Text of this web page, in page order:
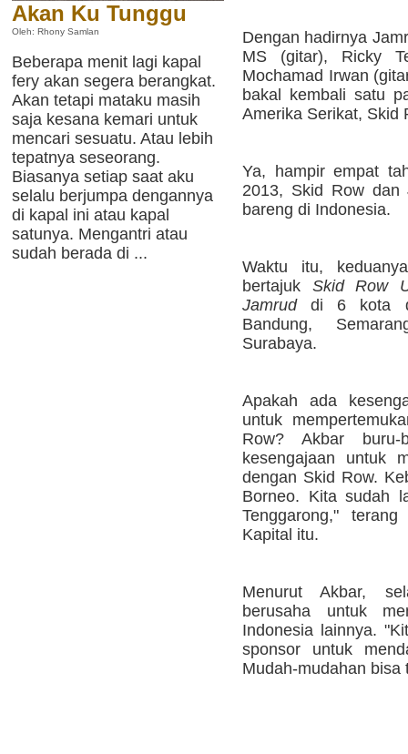
Akan Ku Tunggu
Oleh: Rhony Samlan
Beberapa menit lagi kapal
fery akan segera berangkat.
Akan tetapi mataku masih
saja kesana kemari untuk
mencari sesuatu. Atau lebih
tepatnya seseorang.
Biasanya setiap saat aku
selalu berjumpa dengannya
di kapal ini atau kapal
satunya. Mengantri atau
sudah berada di ...
Dengan hadirnya
MS (gitar), Ricky
Mochamad Irwan
bakal kembali satu
Amerika Serikat, Skid
Ya, hampir empat
2013, Skid Row dan
bareng di Indonesia.
Waktu itu,
bertajuk Skid Row
Jamruddi 6 kota di
Bandung,
Surabaya.
Apakah ada
untuk
Row? Akbar buru-
kesengajaan untuk
dengan Skid Row.
Borneo. Kita sudah
Tenggarong,"
Kapital itu.
Menurut Akbar,
berusaha untuk
Indonesia lainnya.
sponsor untuk
Mudah-mudahan bisa